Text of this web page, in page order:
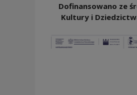
Dofinansowano ze
Kultury i